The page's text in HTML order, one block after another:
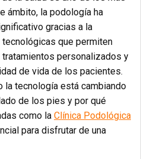
ámbito, la podología ha
gracias a la
que permiten
personalizados y
de vida de los pacientes.
la tecnología está cambiando
de los pies y por qué
como la Clínica Podológica
para disfrutar de una